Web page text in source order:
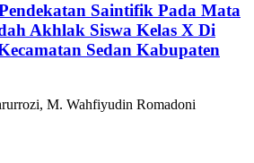
Saintifik Pada Mata
Akhlak Siswa Kelas X Di
Sedan Kabupaten
M. Wahfiyudin Romadoni